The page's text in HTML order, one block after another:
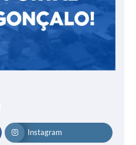
Instagram